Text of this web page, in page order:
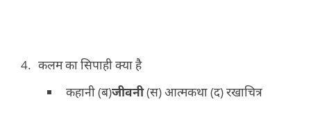
कलम का सिपाही क्या है
कहानी (ब)जीवनी(स) आत्मकथा (द) रखाचित्र